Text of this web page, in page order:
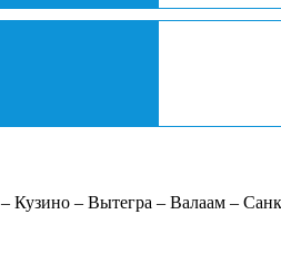
– Вытегра – Валаам –